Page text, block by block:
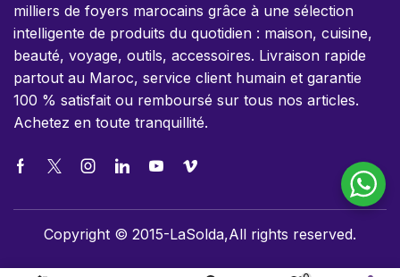
milliers de foyers marocains grâce à une sélection
intelligente de produits du quotidien : maison, cuisine,
beauté, voyage, outils, accessoires. Livraison rapide
partout au Maroc, service client humain et garantie
100 % satisfait ou remboursé sur tous nos articles.
Achetez en toute tranquillité.
Copyright © 2015-LaSolda,All rights reserved.